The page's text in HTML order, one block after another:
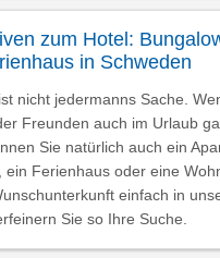
zum Hotel:
in Schweden
nicht jedermanns Sache.
Freunden auch im Urlaub
Sie natürlich auch ein
ein Ferienhaus oder eine
einfach in
Sie so Ihre Suche.